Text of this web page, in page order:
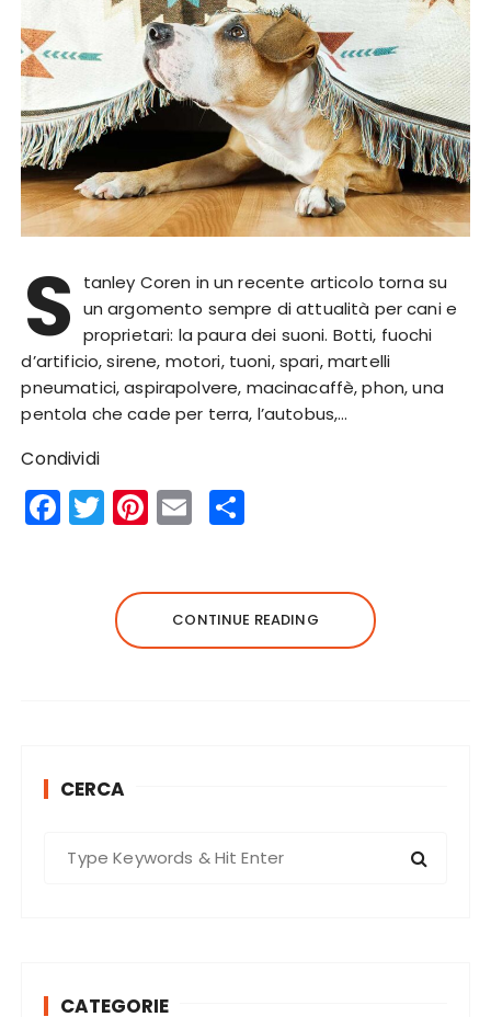
S
tanley Coren in un recente articolo torna su
un argomento sempre di attualità per cani e
proprietari: la paura dei suoni. Botti, fuochi
d’artificio, sirene, motori, tuoni, spari, martelli
pneumatici, aspirapolvere, macinacaffè, phon, una
pentola che cade per terra, l’autobus,…
Condividi
F
a
T
w
te
r
Pi
n
re
st
E
m
l re
CONTINUE READING
CERCA
CATEGORIE